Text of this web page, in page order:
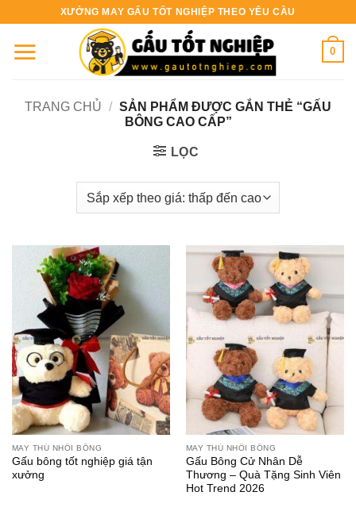
nội
XƯỞNG MAY GẤU TỐT NGHIỆP THEO YÊU CẦU
0
TRANG CHỦ / SẢN PHẨM ĐƯỢC GẮN THẺ “GẤU
BÔNG CAO CẤP”
LỌC
MAY THÚ NHỒI BÔNG
Gấu bông tốt nghiệp giá tận
xưởng
MAY THÚ NHỒI BÔNG
Gấu Bông Cử Nhân Dễ
Thương – Quà Tặng Sinh Viên
Hot Trend 2026